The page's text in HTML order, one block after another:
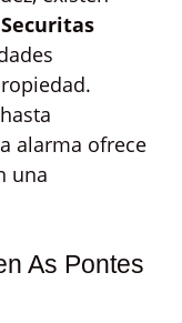
alarma ofrece
una
As Pontes